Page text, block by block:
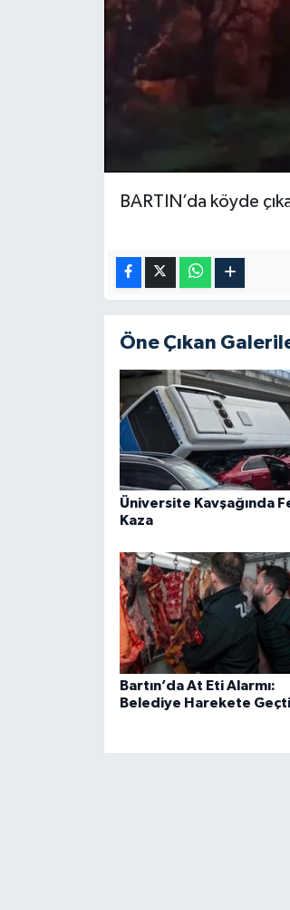
BARTIN’da köyde
Öne Çıkan
Üniversite Kavşağında
Kaza
Bartın’da At Eti Alarmı:
Belediye Harekete Geçti